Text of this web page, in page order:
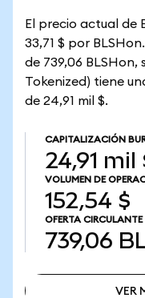
El precio actual de
33,71 $ por
de 739,06 BLSHon,
Tokenized) tiene
de 24,91 mil $.
CAPITALIZACIÓN
24,91 mil
VOLUMEN DE
152,54 $
OFERTA CIRCULANTE
739,06
VER